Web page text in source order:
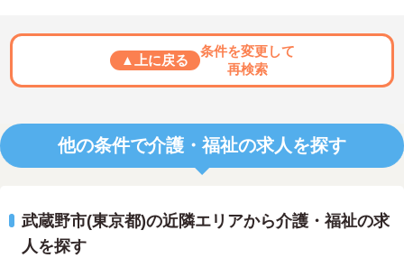
▲上に戻る
条件を変更して
再検索
他の条件で介護・福祉の求人を探す
武蔵野市(東京都)の近隣エリアから介護・福祉の求
人を探す